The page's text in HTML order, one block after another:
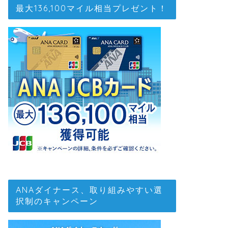
最大136,100マイル相当プレゼント！
ANAダイナース、取り組みやすい選
択制のキャンペーン